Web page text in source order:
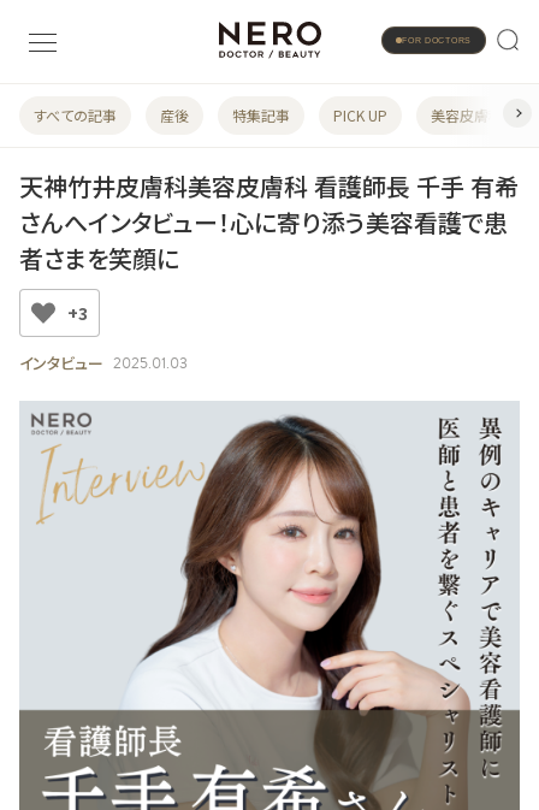
FOR DOCTORS
すべての記事 産後 特集記事 PICK UP 美容皮膚科
天神竹井皮膚科美容皮膚科 看護師長 千手 有希
さんへインタビュー！心に寄り添う美容看護で患
者さまを笑顔に
+3
インタビュー 2025.01.03